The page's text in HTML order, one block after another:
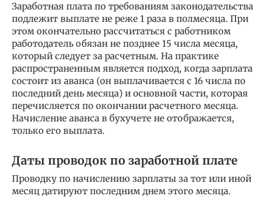
Заработная плата по требованиям законодательства
подлежит выплате не реже 1 раза в полмесяца. При
этом окончательно рассчитаться с работником
работодатель обязан не позднее 15 числа месяца,
который следует за расчетным. На практике
распространенным является подход, когда зарплата
состоит из аванса (он выплачивается с 16 числа по
последний день месяца) и основной части, которая
перечисляется по окончании расчетного месяца.
Начисление аванса в бухучете не отображается,
только его выплата.
Даты проводок по заработной плате
Проводку по начислению зарплаты за тот или иной
месяц датируют последним днем этого месяца.